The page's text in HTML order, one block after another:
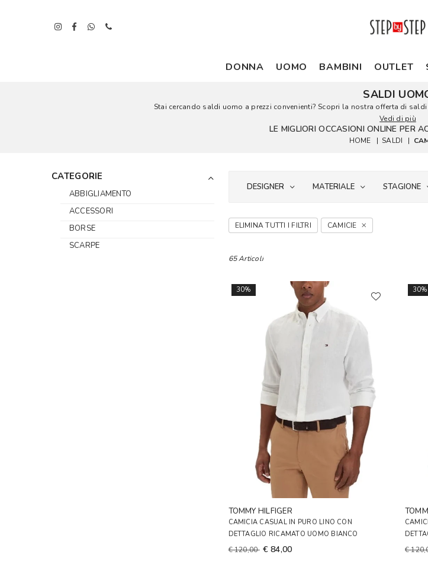
DONNA UOMO BAMBINI OUTLET
SALDI
Stai cercando saldi uomo a prezzi convenienti? Scopri la nostra offerta di
Vedi di più
LE MIGLIORI OCCASIONI ONLINE PER
HOME | SALDI |
CATEGORIE
ABBIGLIAMENTO
ACCESSORI
BORSE
SCARPE
DESIGNER MATERIALE STAGIONE
ELIMINA TUTTI I FILTRI CAMICIE
65 Articoli
30%
TOMMY HILFIGER
CAMICIA CASUAL IN PURO LINO CON
DETTAGLIO RICAMATO UOMO BIANCO
€ 120,00 € 84,00
30%
€